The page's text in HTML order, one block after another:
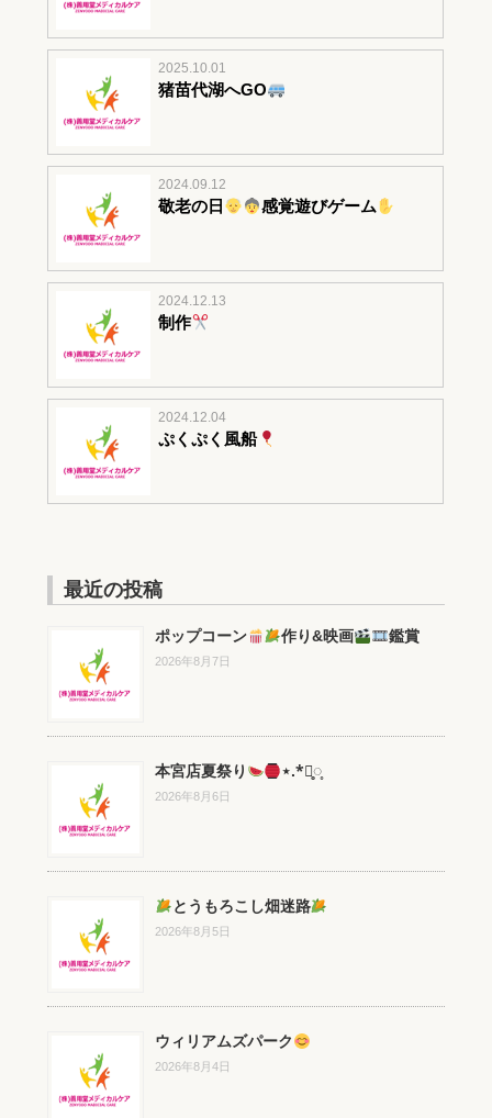
2025.10.01
猪苗代湖へGO
2024.09.12
敬老の日 感覚遊びゲーム
2024.12.13
制作
2024.12.04
ぷくぷく風船
最近の投稿
ポップコーン 作り&映画 鑑賞
2026年8月7日
本宮店夏祭り ⋆.*⃝̥◌̥
2026年8月6日
とうもろこし畑迷路
2026年8月5日
ウィリアムズパーク
2026年8月4日